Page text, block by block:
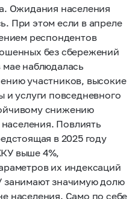
Ожидания населения
При этом если в апреле
респондентов
без сбережений
наблюдалась
участников, высокие
и услуги повседневного
снижению
Повлиять
в 2025 году
выше 4%,
их индексаций
значимую долю
населения. Само по себе